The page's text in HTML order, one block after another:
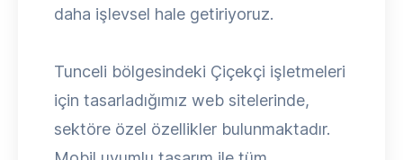
daha işlevsel hale getiriyoruz.
Tunceli bölgesindeki Çiçekçi işletmeleri
için tasarladığımız web sitelerinde,
sektöre özel özellikler bulunmaktadır.